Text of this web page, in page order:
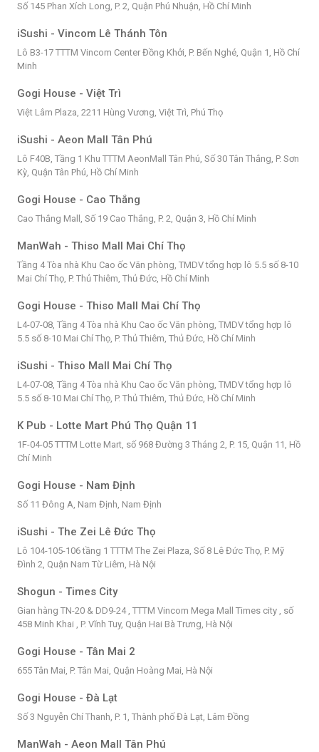
Số 145 Phan Xích Long, P. 2, Quận Phú Nhuận, Hồ Chí Minh
iSushi - Vincom Lê Thánh Tôn
Lô B3-17 TTTM Vincom Center Đồng Khởi, P. Bến Nghé, Quận 1, Hồ Chí
Minh
Gogi House - Việt Trì
Việt Lâm Plaza, 2211 Hùng Vương, Việt Trì, Phú Thọ
iSushi - Aeon Mall Tân Phú
Lô F40B, Tầng 1 Khu TTTM AeonMall Tân Phú, Số 30 Tân Thắng, P. Sơn
Kỳ, Quận Tân Phú, Hồ Chí Minh
Gogi House - Cao Thắng
Cao Thắng Mall, Số 19 Cao Thắng, P. 2, Quận 3, Hồ Chí Minh
ManWah - Thiso Mall Mai Chí Thọ
Tầng 4 Tòa nhà Khu Cao ốc Văn phòng, TMDV tổng hợp lô 5.5 số 8-10
Mai Chí Thọ, P. Thủ Thiêm, Thủ Đức, Hồ Chí Minh
Gogi House - Thiso Mall Mai Chí Thọ
L4-07-08, Tầng 4 Tòa nhà Khu Cao ốc Văn phòng, TMDV tổng hợp lô
5.5 số 8-10 Mai Chí Thọ, P. Thủ Thiêm, Thủ Đức, Hồ Chí Minh
iSushi - Thiso Mall Mai Chí Thọ
L4-07-08, Tầng 4 Tòa nhà Khu Cao ốc Văn phòng, TMDV tổng hợp lô
5.5 số 8-10 Mai Chí Thọ, P. Thủ Thiêm, Thủ Đức, Hồ Chí Minh
K Pub - Lotte Mart Phú Thọ Quận 11
1F-04-05 TTTM Lotte Mart, số 968 Đường 3 Tháng 2, P. 15, Quận 11, Hồ
Chí Minh
Gogi House - Nam Định
Số 11 Đông A, Nam Định, Nam Định
iSushi - The Zei Lê Đức Thọ
Lô 104-105-106 tầng 1 TTTM The Zei Plaza, Số 8 Lê Đức Thọ, P. Mỹ
Đình 2, Quận Nam Từ Liêm, Hà Nội
Shogun - Times City
Gian hàng TN-20 & DD9-24 , TTTM Vincom Mega Mall Times city , số
458 Minh Khai , P. Vĩnh Tuy, Quận Hai Bà Trưng, Hà Nội
Gogi House - Tân Mai 2
655 Tân Mai, P. Tân Mai, Quận Hoàng Mai, Hà Nội
Gogi House - Đà Lạt
Số 3 Nguyễn Chí Thanh, P. 1, Thành phố Đà Lạt, Lâm Đồng
ManWah - Aeon Mall Tân Phú